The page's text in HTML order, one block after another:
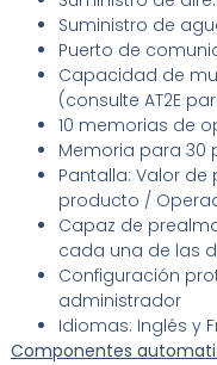
Suministro de
Puerto de
Capacidad de
(consulte AT2E
10 memorias de
Memoria para 30
Pantalla: Valor
producto /
Capaz de
cada una de las
Configuración
administrador
Idiomas: Inglés y
Componentes